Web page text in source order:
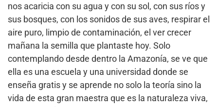
nos acaricia con su agua y con su sol, con sus ríos y
sus bosques, con los sonidos de sus aves, respirar el
aire puro, limpio de contaminación, el ver crecer
mañana la semilla que plantaste hoy. Solo
contemplando desde dentro la Amazonía, se ve que
ella es una escuela y una universidad donde se
enseña gratis y se aprende no solo la teoría sino la
vida de esta gran maestra que es la naturaleza viva,